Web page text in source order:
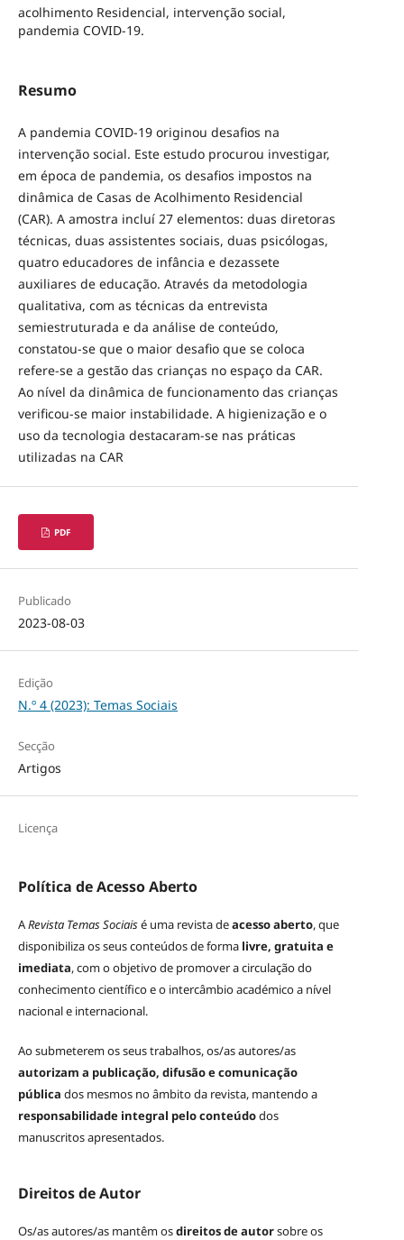
acolhimento Residencial, intervenção social,
pandemia COVID-19.
Resumo
A pandemia COVID-19 originou desafios na
intervenção social. Este estudo procurou investigar,
em época de pandemia, os desafios impostos na
dinâmica de Casas de Acolhimento Residencial
(CAR). A amostra incluí 27 elementos: duas diretoras
técnicas, duas assistentes sociais, duas psicólogas,
quatro educadores de infância e dezassete
auxiliares de educação. Através da metodologia
qualitativa, com as técnicas da entrevista
semiestruturada e da análise de conteúdo,
constatou-se que o maior desafio que se coloca
refere-se a gestão das crianças no espaço da CAR.
Ao nível da dinâmica de funcionamento das crianças
verificou-se maior instabilidade. A higienização e o
uso da tecnologia destacaram-se nas práticas
utilizadas na CAR
PDF
Publicado
2023-08-03
Edição
N.º 4 (2023): Temas Sociais
Secção
Artigos
Licença
Política de Acesso Aberto
ARevista Temas Sociaisé uma revista deacesso aberto, que
disponibiliza os seus conteúdos de forma livre, gratuita e
imediata, com o objetivo de promover a circulação do
conhecimento científico e o intercâmbio académico a nível
nacional e internacional.
Ao submeterem os seus trabalhos, os/as autores/as
autorizam a publicação, difusão e comunicação
pública dos mesmos no âmbito da revista, mantendo a
responsabilidade integral pelo conteúdodos
manuscritos apresentados.
Direitos de Autor
Os/as autores/as mantêm osdireitos de autorsobre os